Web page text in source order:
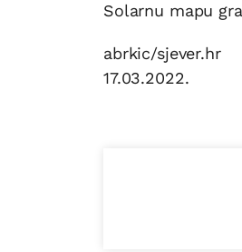
Solarnu mapu
abrkic/sjever.hr
17.03.2022.